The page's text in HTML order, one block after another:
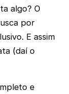
algo? O
por
E assim
(daí o
e